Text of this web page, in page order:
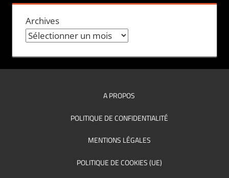
Archives
A PROPOS
POLITIQUE DE CONFIDENTIALITÉ
MENTIONS LÉGALES
POLITIQUE DE COOKIES (UE)